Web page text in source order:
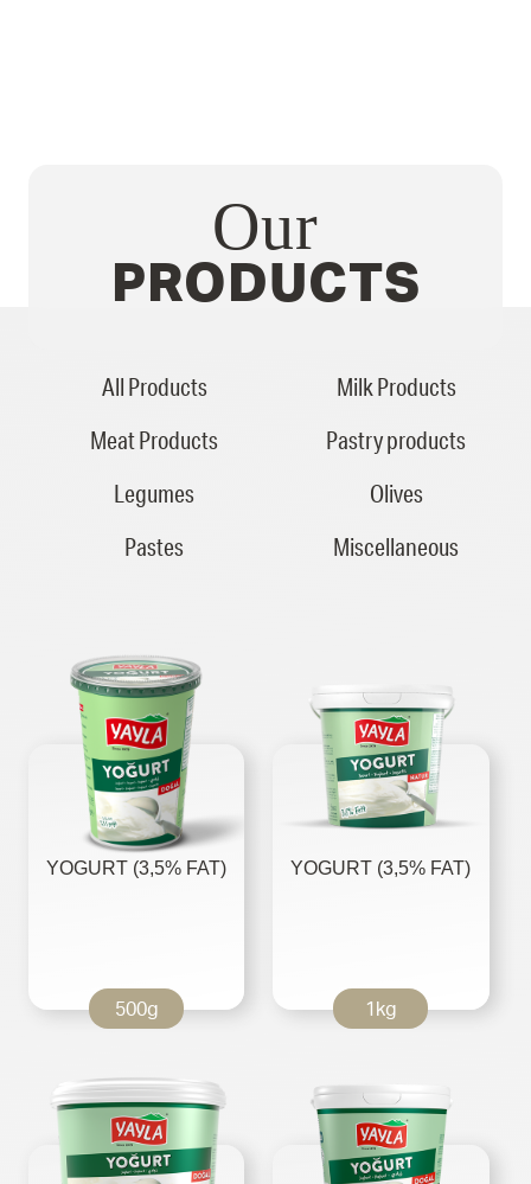
Our
PRODUCTS
All Products
Milk Products
Meat Products
Pastry products
Legumes
Olives
Pastes
Miscellaneous
YOGURT (3,5% FAT)
500g
YOGURT (3,5% FAT)
1kg